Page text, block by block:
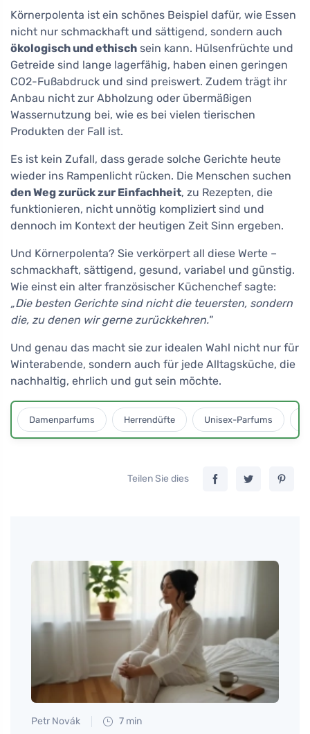
Körnerpolenta ist ein schönes Beispiel dafür, wie Essen
nicht nur schmackhaft und sättigend, sondern auch
ökologisch und ethisch sein kann. Hülsenfrüchte und
Getreide sind lange lagerfähig, haben einen geringen
CO2-Fußabdruck und sind preiswert. Zudem trägt ihr
Anbau nicht zur Abholzung oder übermäßigen
Wassernutzung bei, wie es bei vielen tierischen
Produkten der Fall ist.
Es ist kein Zufall, dass gerade solche Gerichte heute
wieder ins Rampenlicht rücken. Die Menschen suchen
den Weg zurück zur Einfachheit, zu Rezepten, die
funktionieren, nicht unnötig kompliziert sind und
dennoch im Kontext der heutigen Zeit Sinn ergeben.
Und Körnerpolenta? Sie verkörpert all diese Werte –
schmackhaft, sättigend, gesund, variabel und günstig.
Wie einst ein alter französischer Küchenchef sagte:
„Die besten Gerichte sind nicht die teuersten, sondern
die, zu denen wir gerne zurückkehren."
Und genau das macht sie zur idealen Wahl nicht nur für
Winterabende, sondern auch für jede Alltagsküche, die
nachhaltig, ehrlich und gut sein möchte.
Damenparfums Herrendüfte Unisex-Parfums
Teilen Sie dies
Petr Novák 7 min